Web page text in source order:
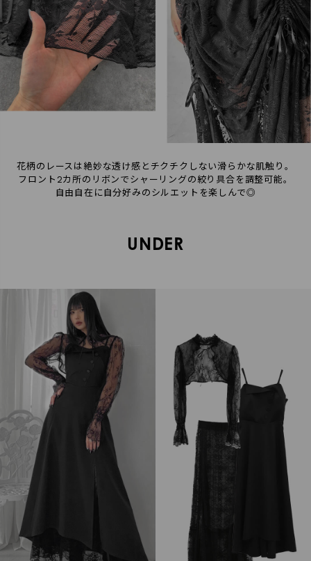
花柄のレースは絶妙な透け感とチクチクしない滑らかな肌触り。
フロント2カ所のリボンでシャーリングの絞り具合を調整可能。
自由自在に自分好みのシルエットを楽しんで◎
UNDER